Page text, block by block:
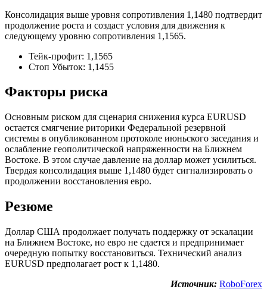
Консолидация выше уровня сопротивления 1,1480 подтвердит
продолжение роста и создаст условия для движения к
следующему уровню сопротивления 1,1565.
Тейк-профит: 1,1565
Стоп Убыток: 1,1455
Факторы риска
Основным риском для сценария снижения курса EURUSD
остается смягчение риторики Федеральной резервной
системы в опубликованном протоколе июньского заседания и
ослабление геополитической напряженности на Ближнем
Востоке. В этом случае давление на доллар может усилиться.
Твердая консолидация выше 1,1480 будет сигнализировать о
продолжении восстановления евро.
Резюме
Доллар США продолжает получать поддержку от эскалации
на Ближнем Востоке, но евро не сдается и предпринимает
очередную попытку восстановиться. Технический анализ
EURUSD предполагает рост к 1,1480.
Источник: RoboForex